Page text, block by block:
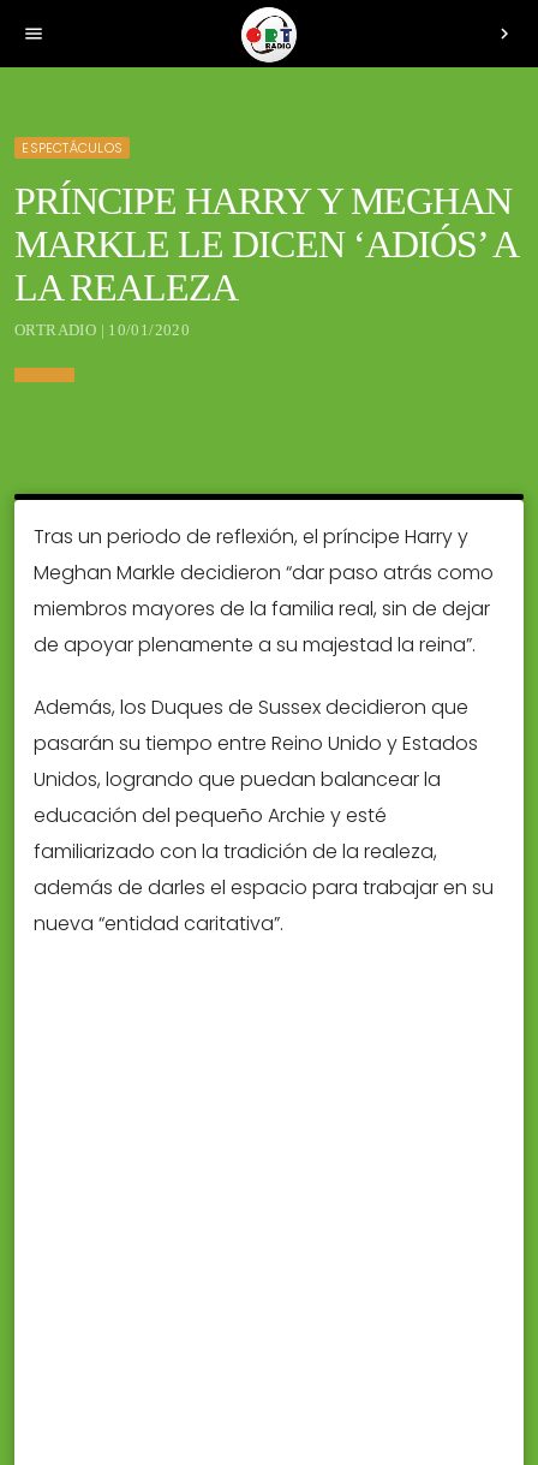
menu chevron_right
ESPECTÁCULOS
PRÍNCIPE HARRY Y MEGHAN
MARKLE LE DICEN ‘ADIÓS’ A
LA REALEZA
ORTRADIO | 10/01/2020
Tras un periodo de reflexión, el príncipe Harry y
Meghan Markle decidieron “dar paso atrás como
miembros mayores de la familia real, sin de dejar
de apoyar plenamente a su majestad la reina”.
Además, los Duques de Sussex decidieron que
pasarán su tiempo entre Reino Unido y Estados
Unidos, logrando que puedan balancear la
educación del pequeño Archie y esté
familiarizado con la tradición de la realeza,
además de darles el espacio para trabajar en su
nueva “entidad caritativa”.